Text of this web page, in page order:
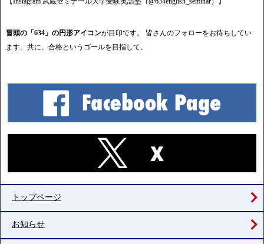
冒頭の「634」の円形アイコンが目印です。 皆さんのフォローをお待ちしてい
ます。共に、合格というゴールを目指して。
トップページ
お知らせ